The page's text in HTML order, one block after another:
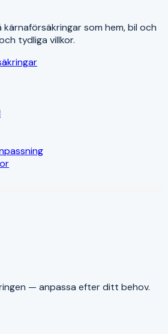
som hem, bil och
tydliga villkor.
ar
— anpassa efter ditt behov.